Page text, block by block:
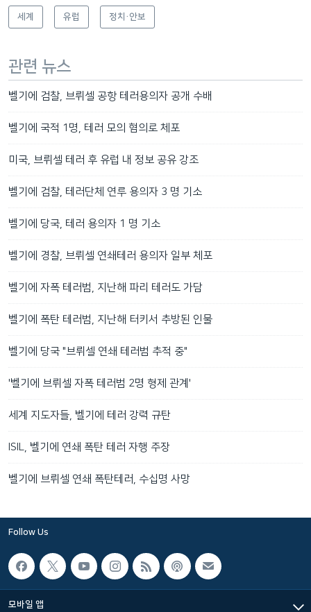
세계 유럽 정치·안보
관련 뉴스
벨기에 검찰, 브뤼셀 공항 테러용의자 공개 수배
벨기에 국적 1명, 테러 모의 혐의로 체포
미국, 브뤼셀 테러 후 유럽 내 정보 공유 강조
벨기에 검찰, 테러단체 연루 용의자 3 명 기소
벨기에 당국, 테러 용의자 1 명 기소
벨기에 경찰, 브뤼셀 연쇄테러 용의자 일부 체포
벨기에 자폭 테러범, 지난해 파리 테러도 가담
벨기에 폭탄 테러범, 지난해 터키서 추방된 인물
벨기에 당국 "브뤼셀 연쇄 테러범 추적 중"
'벨기에 브뤼셀 자폭 테러범 2명 형제 관계'
세계 지도자들, 벨기에 테러 강력 규탄
ISIL, 벨기에 연쇄 폭탄 테러 자행 주장
벨기에 브뤼셀 연쇄 폭탄테러, 수십명 사망
Follow Us
모바일 앱